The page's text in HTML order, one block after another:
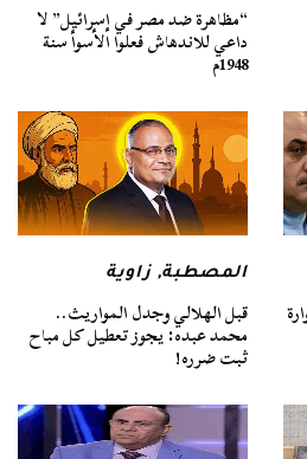
“مظاهرة ضد مصر في إسرائيل” لا
داعي للاندهاش فعلوا الأسوأ سنة
1948م
المصطبة, زاوية
قبل الهلالي وجدل المواريث..
محمد عبده: يجوز تعطيل كل مباح
ثبت ضرره!